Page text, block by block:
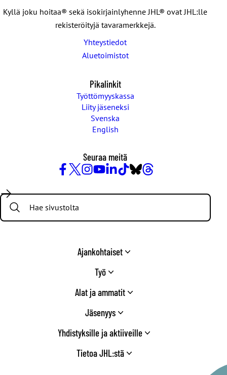
Kyllä joku hoitaa® sekä isokirjainlyhenne JHL® ovat JHL:lle
rekisteröityjä tavaramerkkejä.
Yhteystiedot
Aluetoimistot
Pikalinkit
Työttömyyskassa
Liity jäseneksi
Svenska
English
Seuraa meitä
/
Twitter
Search:
Ajankohtaiset
Työ
Alat ja ammatit
Jäsenyys
Yhdistyksille ja aktiiveille
Tietoa JHL:stä